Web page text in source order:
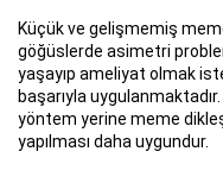
Küçük ve gelişmemiş
göğüslerde asimetri
yaşayıp ameliyat olmak
başarıyla
yöntem yerine meme
yapılması daha uygundur.